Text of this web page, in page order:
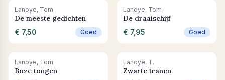
+ In winkelwagen
Lanoye, Tom
De meeste gedichten
€ 7,50 Goed
Leestip+ In winkelwagen
Lanoye, Tom
De draaischijf
€ 7,95 Goed
Leestip+ In winkelwagen
Lanoye, Tom
Boze tongen
Leestip+ In winkelwagen
Lanoye, T.
Zwarte tranen